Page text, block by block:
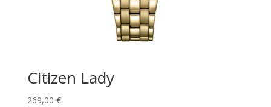
Citizen Lady
269,00 €